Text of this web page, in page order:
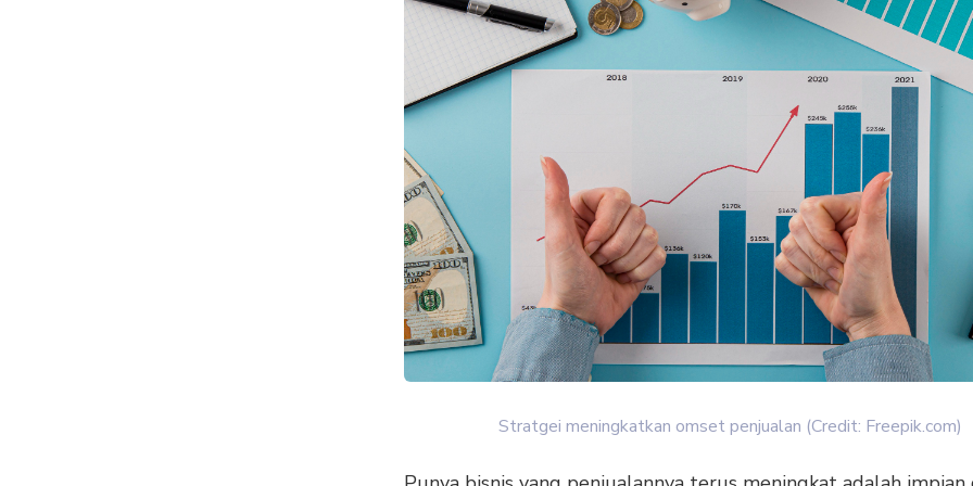
Stratgei meningkatkan omset penjualan (Credit: Freepik.com)